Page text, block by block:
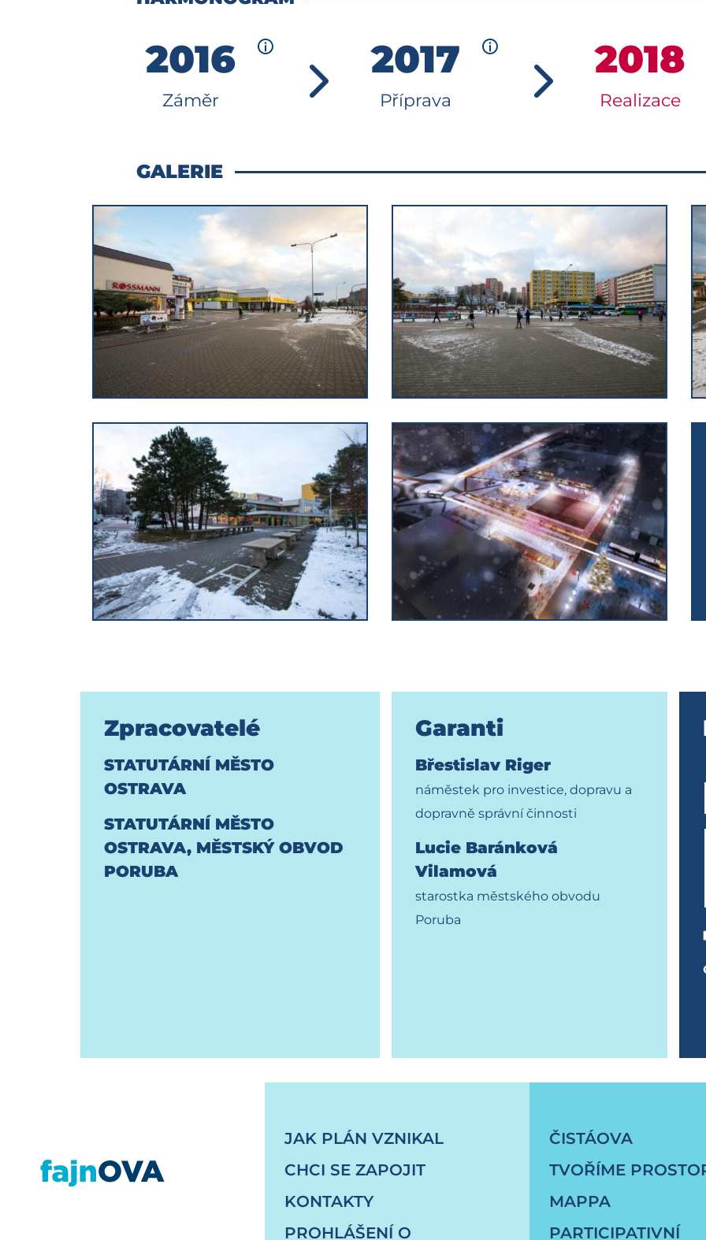
2016
Záměr
2017
Příprava
2018
Realizace
GALERIE
Zpracovatelé
STATUTÁRNÍ MĚSTO
OSTRAVA
STATUTÁRNÍ MĚSTO
OSTRAVA, MĚSTSKÝ OBVOD
PORUBA
Garanti
Břestislav Riger
náměstek pro investice, dopravu a
dopravně správní činnosti
Lucie Baránková
Vilamová
starostka městského obvodu
Poruba
JAK PLÁN VZNIKAL
CHCI SE ZAPOJIT
KONTAKTY
PROHLÁŠENÍ O
ČISTÁOVA
TVOŘÍME
MAPPA
PARTICIPATIVNÍ